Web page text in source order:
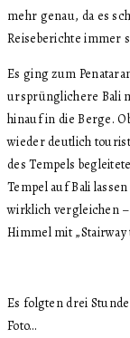
mehr genau, da es
Reiseberichte immer
Es ging zum
ursprünglichere Bali
hinauf in die Berge.
wieder deutlich
des Tempels
Tempel auf Bali
wirklich vergleichen
Himmel mit „Stairway
Es folgten drei
Foto…